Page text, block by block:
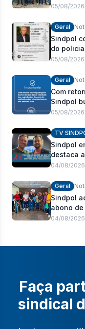
05/08/2026
Geral
Sindpol
do
Carlos
05/08/2026
Geral
Com
Sindpol
pauta de
05/08/2026
TV
Sindpol
destaca
04/08/2026
Geral
Sindpol
abono de
04/08/2026
Faça
sindical